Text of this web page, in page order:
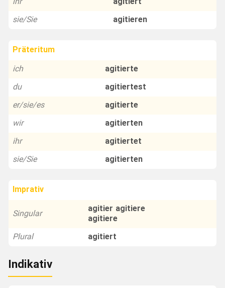
sie/Sie
agitieren
Präteritum
ich
agitierte
du
agitiertest
er/sie/es
agitierte
wir
agitierten
ihr
agitiertet
sie/Sie
agitierten
Imprativ
Singular
agitier agitiere
agitiere
Plural
agitiert
Indikativ